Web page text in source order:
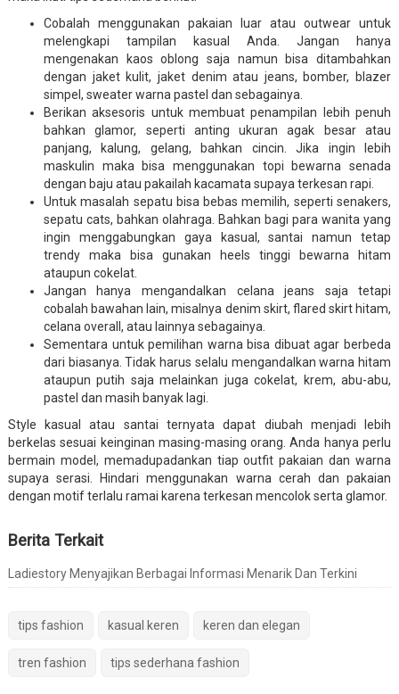
Cobalah menggunakan pakaian luar atau outwear untuk
melengkapi tampilan kasual Anda. Jangan hanya
mengenakan kaos oblong saja namun bisa ditambahkan
dengan jaket kulit, jaket denim atau jeans, bomber, blazer
simpel, sweater warna pastel dan sebagainya.
Berikan aksesoris untuk membuat penampilan lebih penuh
bahkan glamor, seperti anting ukuran agak besar atau
panjang, kalung, gelang, bahkan cincin. Jika ingin lebih
maskulin maka bisa menggunakan topi bewarna senada
dengan baju atau pakailah kacamata supaya terkesan rapi.
Untuk masalah sepatu bisa bebas memilih, seperti senakers,
sepatu cats, bahkan olahraga. Bahkan bagi para wanita yang
ingin menggabungkan gaya kasual, santai namun tetap
trendy maka bisa gunakan heels tinggi bewarna hitam
ataupun cokelat.
Jangan hanya mengandalkan celana jeans saja tetapi
cobalah bawahan lain, misalnya denim skirt, flared skirt hitam,
celana overall, atau lainnya sebagainya.
Sementara untuk pemilihan warna bisa dibuat agar berbeda
dari biasanya. Tidak harus selalu mengandalkan warna hitam
ataupun putih saja melainkan juga cokelat, krem, abu-abu,
pastel dan masih banyak lagi.
Style kasual atau santai ternyata dapat diubah menjadi lebih
berkelas sesuai keinginan masing-masing orang. Anda hanya perlu
bermain model, memadupadankan tiap outfit pakaian dan warna
supaya serasi. Hindari menggunakan warna cerah dan pakaian
dengan motif terlalu ramai karena terkesan mencolok serta glamor.
Berita Terkait
Ladiestory Menyajikan Berbagai Informasi Menarik Dan Terkini
tips fashion kasual keren keren dan elegan
tren fashion tips sederhana fashion